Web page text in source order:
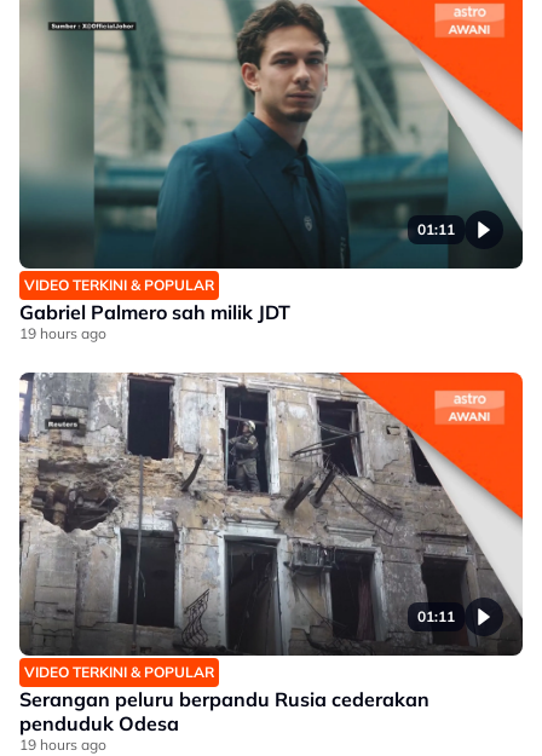
01:11
VIDEO TERKINI & POPULAR
Gabriel Palmero sah milik JDT
19 hours ago
01:11
VIDEO TERKINI & POPULAR
Serangan peluru berpandu Rusia cederakan
penduduk Odesa
19 hours ago